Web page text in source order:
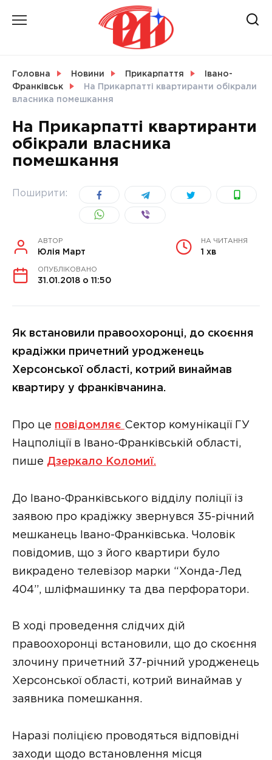
СВІТ
УКРАЇНА
Головна Новини Прикарпаття
Івано-
Франківськ
На Прикарпатті квартиранти обікрали
власника помешкання
На Прикарпатті квартиранти
обікрали власника
помешкання
Поширити:
АВТОР
Юлія Март
НА ЧИТАННЯ
1 хв
ОПУБЛІКОВАНО
31.01.2018 о 11:50
Як встановили правоохоронці, до скоєння
крадіжки причетний уродженець
Херсонської області, котрий винаймав
квартиру у франківчанина.
Про це повідомляє Сектор комунікації ГУ
Нацполіції в Івано-Франківській області,
пише Дзеркало Коломиї.
До Івано-Франківського відділу поліції із
заявою про крадіжку звернувся 35-річний
мешканець Івано-Франківська. Чоловік
повідомив, що з його квартири було
викрадено телевізор марки “Хонда-Лед
404”, шліфмашинку та два перфоратори.
В ході проведення слідчих дій
правоохоронці встановили, що до скоєння
злочину причетний 37-річний уродженець
Херсонської області, котрий винаймав у
заявника помешкання.
Наразі поліцією проводяться відповідні
заходи щодо встановлення місця